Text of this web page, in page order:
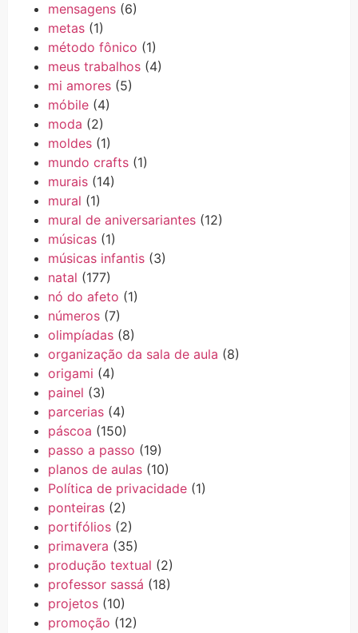
mensagens (6)
metas (1)
método fônico (1)
meus trabalhos (4)
mi amores (5)
móbile (4)
moda (2)
moldes (1)
mundo crafts (1)
murais (14)
mural (1)
mural de aniversariantes (12)
músicas (1)
músicas infantis (3)
natal (177)
nó do afeto (1)
números (7)
olimpíadas (8)
organização da sala de aula (8)
origami (4)
painel (3)
parcerias (4)
páscoa (150)
passo a passo (19)
planos de aulas (10)
Política de privacidade (1)
ponteiras (2)
portifólios (2)
primavera (35)
produção textual (2)
professor sassá (18)
projetos (10)
promoção (12)